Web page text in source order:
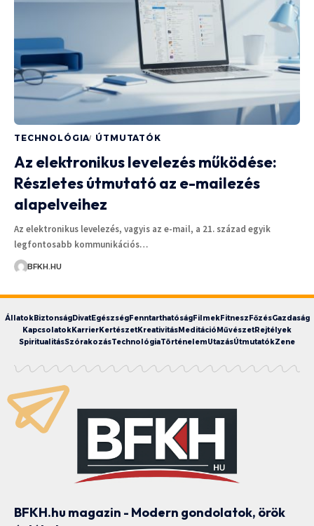
TECHNOLÓGIA ÚTMUTATÓK
Az elektronikus levelezés működése:
Részletes útmutató az e-mailezés
alapelveihez
Az elektronikus levelezés, vagyis az e-mail, a 21. század egyik
legfontosabb kommunikációs…
BFKH.HU
ÁllatokBiztonságDivatEgészségFenntarthatóságFilmekFitneszFőzésGazdaság
KapcsolatokKarrierKertészetKreativitásMeditációMűvészetRejtélyek
SpiritualitásSzórakozásTechnológiaTörténelemUtazásÚtmutatókZene
BFKH.hu magazin - Modern gondolatok, örök